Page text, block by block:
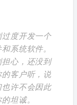
度开发一个
系统软件。
心，还没到
客户听，说
许不会因此
坦诚。